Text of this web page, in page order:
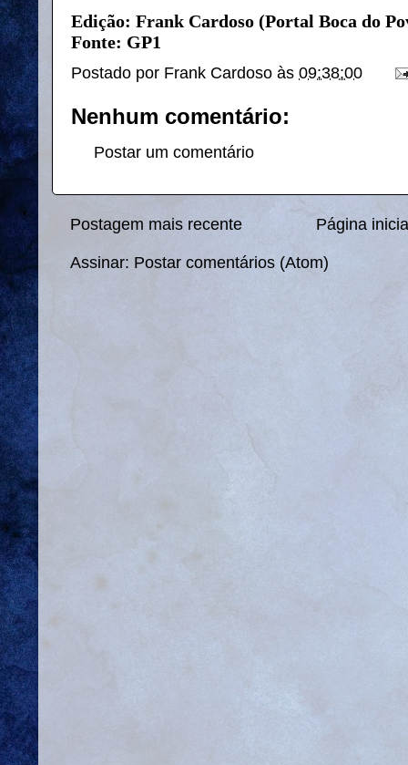
Edição: Frank Cardoso (Portal Boca do
Fonte: GP1
Postado por Frank Cardoso às 09:38:00
Nenhum comentário:
Postar um comentário
Postagem mais recente Página
Assinar: Postar comentários (Atom)